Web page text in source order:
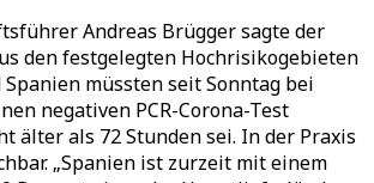
Andreas Brügger sagte der
den festgelegten Hochrisikogebieten
müssten seit Sonntag bei
negativen PCR-Corona-Test
älter als 72 Stunden sei. In der Praxis
„Spanien ist zurzeit mit einem